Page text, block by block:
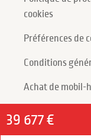
39 677 €
cookies
Préférences de
Conditions
Achat de mobil-